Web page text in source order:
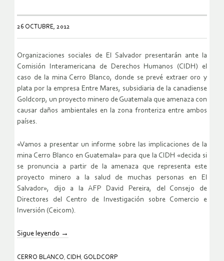
26 OCTUBRE, 2012
Organizaciones sociales de El Salvador presentarán ante la
Comisión Interamericana de Derechos Humanos (CIDH) el
caso de la mina Cerro Blanco, donde se prevé extraer oro y
plata por la empresa Entre Mares, subsidiaria de la canadiense
Goldcorp, un proyecto minero de Guatemala que amenaza con
causar daños ambientales en la zona fronteriza entre ambos
países.
«Vamos a presentar un informe sobre las implicaciones de la
mina Cerro Blanco en Guatemala» para que la CIDH «decida si
se pronuncia a partir de la amenaza que representa este
proyecto minero a la salud de muchas personas en El
Salvador», dijo a la AFP David Pereira, del Consejo de
Directores del Centro de Investigación sobre Comercio e
Inversión (Ceicom).
Sigue leyendo →
CERRO BLANCO, CIDH , GOLDCORP